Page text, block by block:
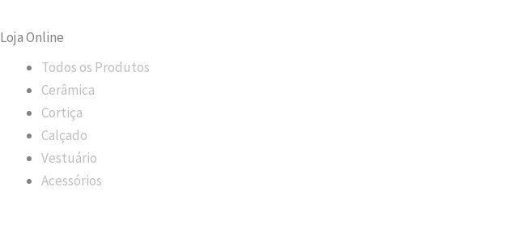
k a
m
Loja Online
Todos os Produtos
Cerâmica
Cortiça
Calçado
Vestuário
Acessórios